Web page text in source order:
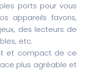
ports pour vous
appareils favoris,
des lecteurs de
etc.
et compact de ce
plus agréable et